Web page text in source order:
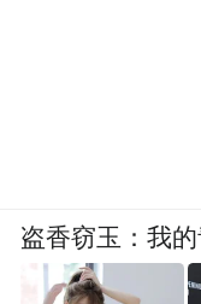
盗香窃玉：我